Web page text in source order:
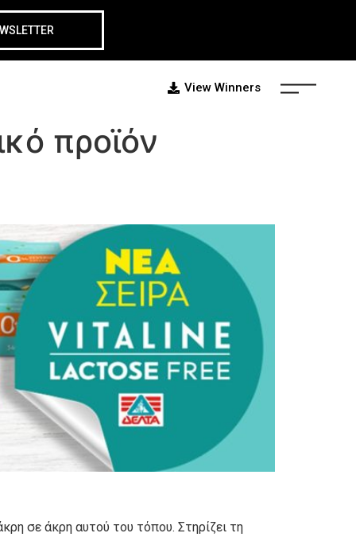
View Winners
προϊόν
σε άκρη αυτού του τόπου. Στηρίζει τη